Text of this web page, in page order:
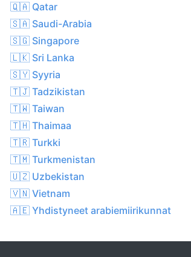
🇶🇦 Qatar
🇸🇦 Saudi-Arabia
🇸🇬 Singapore
🇱🇰 Sri Lanka
🇸🇾 Syyria
🇹🇯 Tadzikistan
🇹🇼 Taiwan
🇹🇭 Thaimaa
🇹🇷 Turkki
🇹🇲 Turkmenistan
🇺🇿 Uzbekistan
🇻🇳 Vietnam
🇦🇪 Yhdistyneet arabiemiirikunnat